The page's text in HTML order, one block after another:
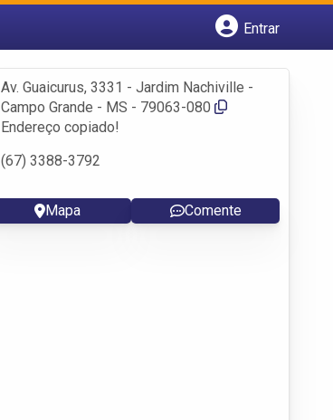
Entrar
Fazer login
Criar conta
Av. Guaicurus, 3331 - Jardim Nachiville -
Campo Grande - MS - 79063-080
Endereço copiado!
(67) 3388-3792
Mapa Comente